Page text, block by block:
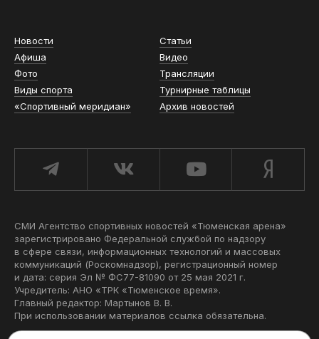
Новости
Статьи
Афиша
Видео
Фото
Трансляции
Виды спорта
Турнирные таблицы
«Спортивный меридиан»
Архив новостей
СМИ Агентство спортивных новостей «Тюменская арена»
зарегистрировано Федеральной службой по надзору
в сфере связи, информационных технологий и массовых
коммуникаций (Роскомнадзор), регистрационный номер
и дата: серия Эл № ФС77-81090 от 25 мая 2021 г.
Учредитель: АНО «ТРК «Тюменское время».
Главный редактор: Мартынов В. В.
При использовании материалов ссылка обязательна.